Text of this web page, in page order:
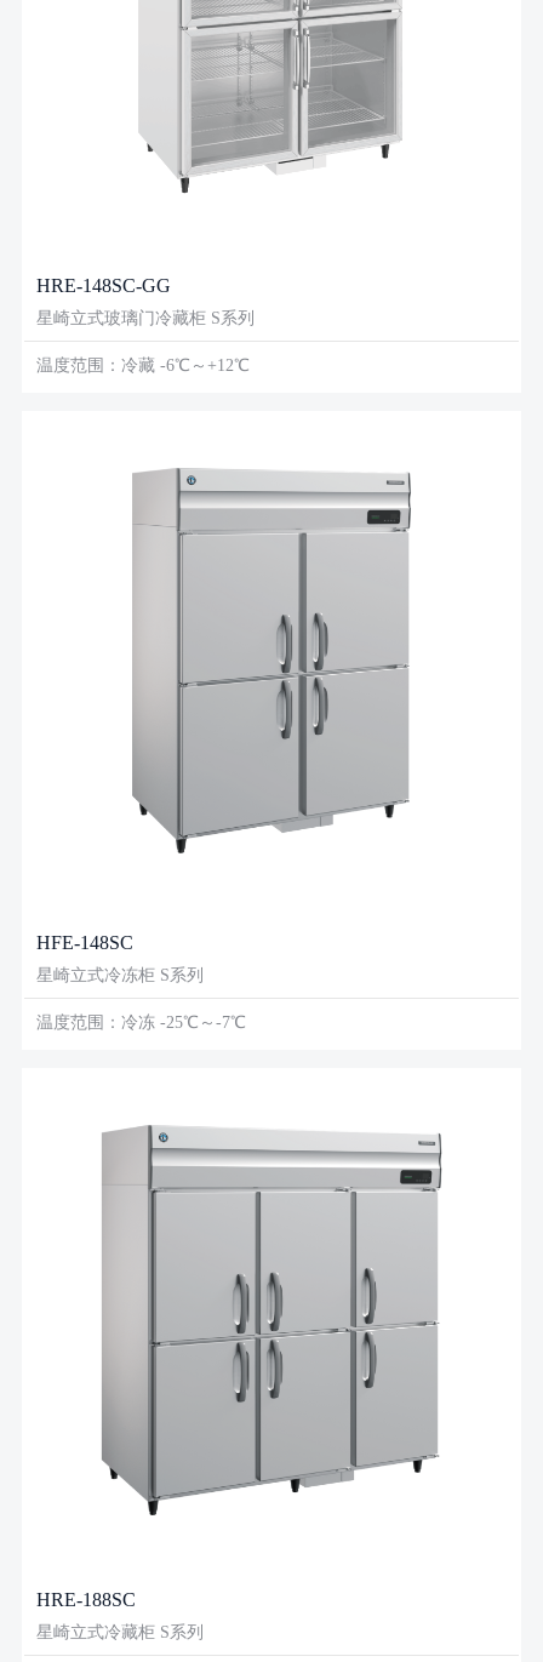
HRE-148SC-GG
星崎立式玻璃门冷藏柜 S系列
温度范围：冷藏 -6℃～+12℃
HFE-148SC
星崎立式冷冻柜 S系列
温度范围：冷冻 -25℃～-7℃
HRE-188SC
星崎立式冷藏柜 S系列